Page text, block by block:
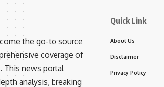
the go-to source
coverage of
This news portal
analysis, breaking
Quick Link
About Us
Disclaimer
Privacy Policy